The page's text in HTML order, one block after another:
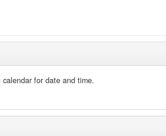
for date and time.